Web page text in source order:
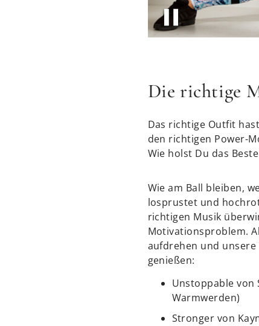
Die richtige
Das richtige Outfit
den richtigen Power-
Wie holst Du das
Wie am Ball bleiben,
losprustet und
richtigen Musik
Motivationsproblem.
aufdrehen und unsere
genießen:
Unstoppable von
Warmwerden)
Stronger von